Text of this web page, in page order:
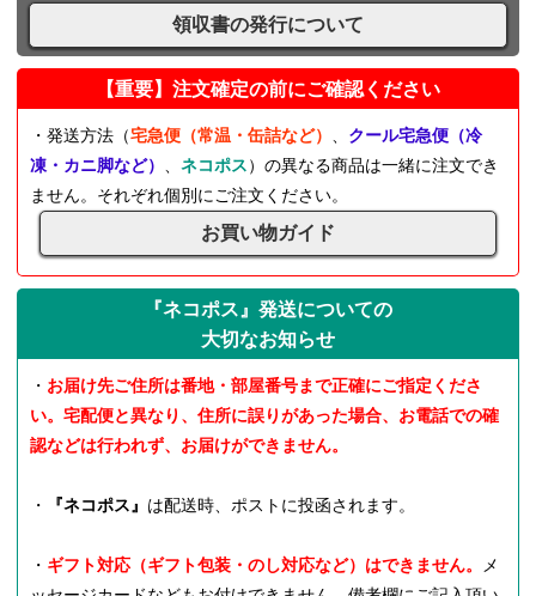
領収書の発行について
【重要】注文確定の前にご確認ください
・発送方法（宅急便（常温・缶詰など） 、 クール宅急便（冷
凍・カニ脚など） 、ネコポス）の異なる商品は一緒に注文でき
ません。それぞれ個別にご注文ください。
お買い物ガイド
『ネコポス』発送についての
大切なお知らせ
・ お届け先ご住所は番地・部屋番号まで正確にご指定くださ
い。宅配便と異なり、住所に誤りがあった場合、お電話での確
認などは行われず、お届けができません。
・ 『ネコポス』 は配送時、ポストに投函されます。
・ ギフト対応（ギフト包装・のし対応など）はできません。
メ